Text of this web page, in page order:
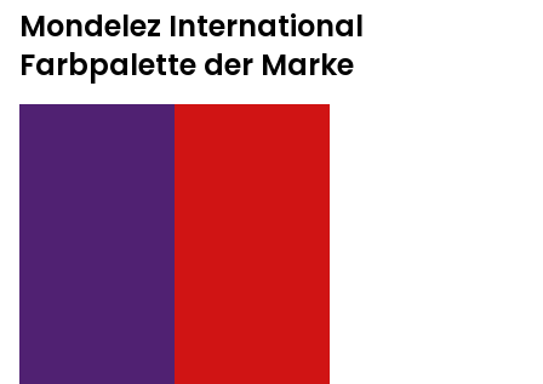
Mondelez International
Farbpalette der Marke